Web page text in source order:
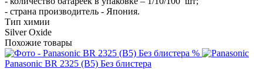
- страна производитель - Япония.
Тип химии
Silver Oxide
Похожие товары
%
Panasonic BR 2325 (B5) Без блистера